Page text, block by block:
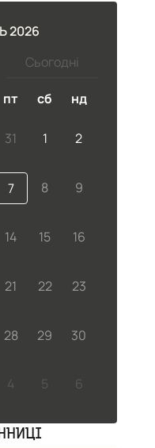
2026
Сьогодні
пт сб нд
31 1 2
7 8 9
14 15 16
21 22 23
28 29 30
4 5 6